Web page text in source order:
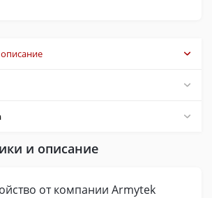
и описание
от компании Armytek